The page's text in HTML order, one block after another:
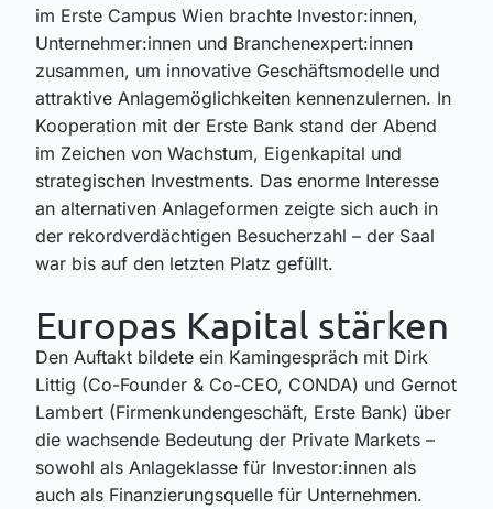
im Erste Campus Wien brachte Investor:innen,
Unternehmer:innen und Branchenexpert:innen
zusammen, um innovative Geschäftsmodelle und
attraktive Anlagemöglichkeiten kennenzulernen. In
Kooperation mit der Erste Bank stand der Abend
im Zeichen von Wachstum, Eigenkapital und
strategischen Investments. Das enorme Interesse
an alternativen Anlageformen zeigte sich auch in
der rekordverdächtigen Besucherzahl – der Saal
war bis auf den letzten Platz gefüllt.
Europas Kapital stärken
Den Auftakt bildete ein Kamingespräch mit Dirk
Littig (Co-Founder & Co-CEO, CONDA) und Gernot
Lambert (Firmenkundengeschäft, Erste Bank) über
die wachsende Bedeutung der Private Markets –
sowohl als Anlageklasse für Investor:innen als
auch als Finanzierungsquelle für Unternehmen.